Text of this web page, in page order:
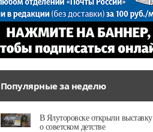
Популярные за неделю
В Ялуторовске открыли выставку
о советском детстве